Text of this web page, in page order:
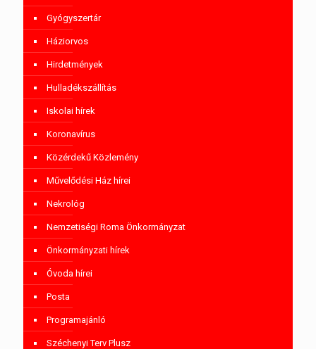
Gyógyszertár
Háziorvos
Hirdetmények
Hulladékszállítás
Iskolai hírek
Koronavírus
Közérdekű Közlemény
Művelődési Ház hírei
Nekrológ
Nemzetiségi Roma Önkormányzat
Önkormányzati hírek
Óvoda hírei
Posta
Programajánló
Széchenyi Terv Plusz